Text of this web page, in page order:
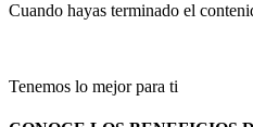
Cuando hayas terminado el
Tenemos lo mejor para ti